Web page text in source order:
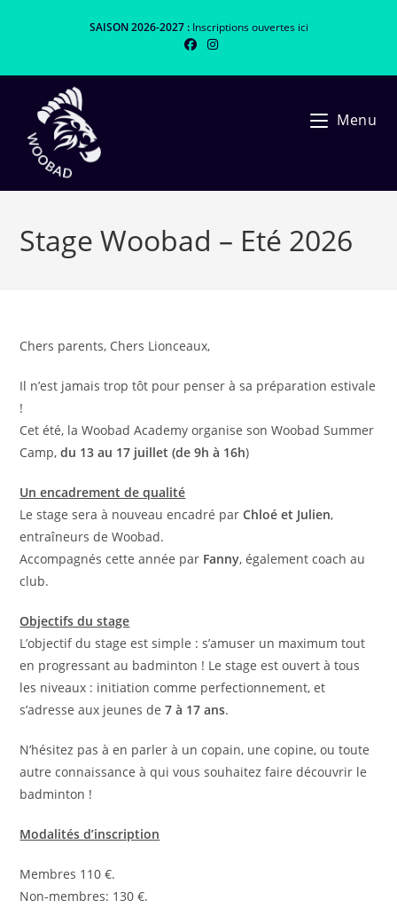
SAISON 2026-2027 :Inscriptions ouvertes ici
Menu
Stage Woobad – Eté 2026
Chers parents, Chers Lionceaux,
Il n’est jamais trop tôt pour penser à sa préparation estivale
!
Cet été, la Woobad Academy organise son Woobad Summer
Camp,du 13 au 17 juillet (de 9h à 16h)
Un encadrement de qualité
Le stage sera à nouveau encadré parChloé et Julien,
entraîneurs de Woobad.
Accompagnés cette année par Fanny, également coach au
club.
Objectifs du stage
L’objectif du stage est simple : s’amuser un maximum tout
en progressant au badminton ! Le stage est ouvert à tous
les niveaux : initiation comme perfectionnement, et
s’adresse aux jeunes de7 à 17 ans.
N’hésitez pas à en parler à un copain, une copine, ou toute
autre connaissance à qui vous souhaitez faire découvrir le
badminton !
Modalités d’inscription
Membres 110 €.
Non-membres: 130 €.